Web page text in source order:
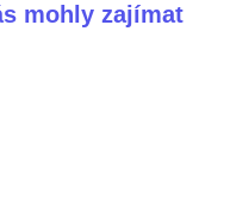
mohly zajímat